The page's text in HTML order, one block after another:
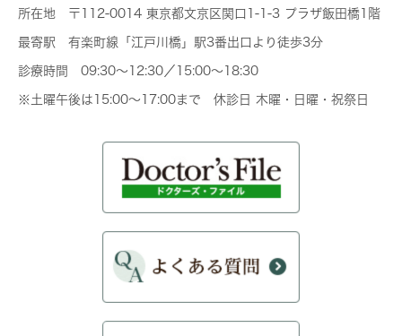
所在地 〒112-0014 東京都文京区関口1-1-3 プラザ飯田橋1階
最寄駅 有楽町線「江戸川橋」駅3番出口より徒歩3分
診療時間 09:30～12:30／15:00～18:30
※土曜午後は15:00～17:00まで 休診日 木曜・日曜・祝祭日